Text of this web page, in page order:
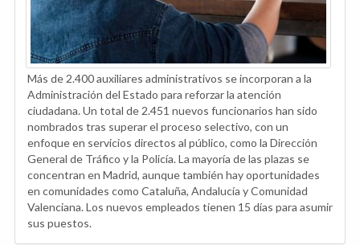
Más de 2.400 auxiliares administrativos se incorporan a la
Administración del Estado para reforzar la atención
ciudadana. Un total de 2.451 nuevos funcionarios han sido
nombrados tras superar el proceso selectivo, con un
enfoque en servicios directos al público, como la Dirección
General de Tráfico y la Policía. La mayoría de las plazas se
concentran en Madrid, aunque también hay oportunidades
en comunidades como Cataluña, Andalucía y Comunidad
Valenciana. Los nuevos empleados tienen 15 días para asumir
sus puestos.